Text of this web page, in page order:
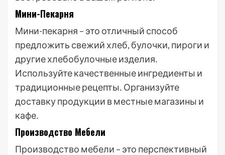
Мини-Пекарня
Мини-пекарня – это отличный способ
предложить свежий хлеб, булочки, пироги и
другие хлебобулочные изделия․
Используйте качественные ингредиенты и
традиционные рецепты․ Организуйте
доставку продукции в местные магазины и
кафе․
Производство Мебели
Производство мебели – это перспективный